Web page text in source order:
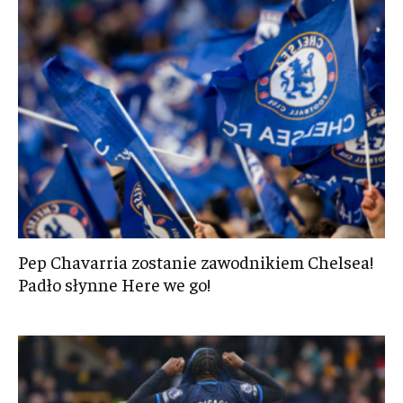
Pep Chavarria zostanie zawodnikiem Chelsea!
Padło słynne Here we go!